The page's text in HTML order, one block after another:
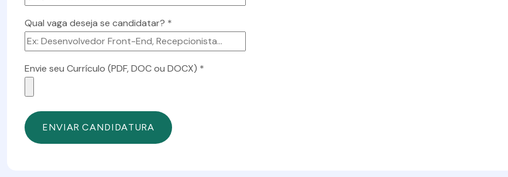
Qual vaga deseja se candidatar? *
Envie seu Currículo (PDF, DOC ou DOCX) *